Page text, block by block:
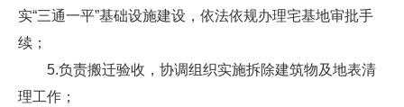
实“三通一平”基础设施建设，依法依规办理宅基地审批手
续；
5.负责搬迁验收，协调组织实施拆除建筑物及地表清
理工作；